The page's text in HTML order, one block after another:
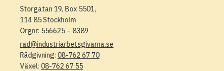
Storgatan 19, Box 5501,
114 85 Stockholm
Orgnr: 556625 – 8389
rad@industriarbetsgivarna.se
Rådgivning: 08-762 67 70
Växel: 08-762 67 55